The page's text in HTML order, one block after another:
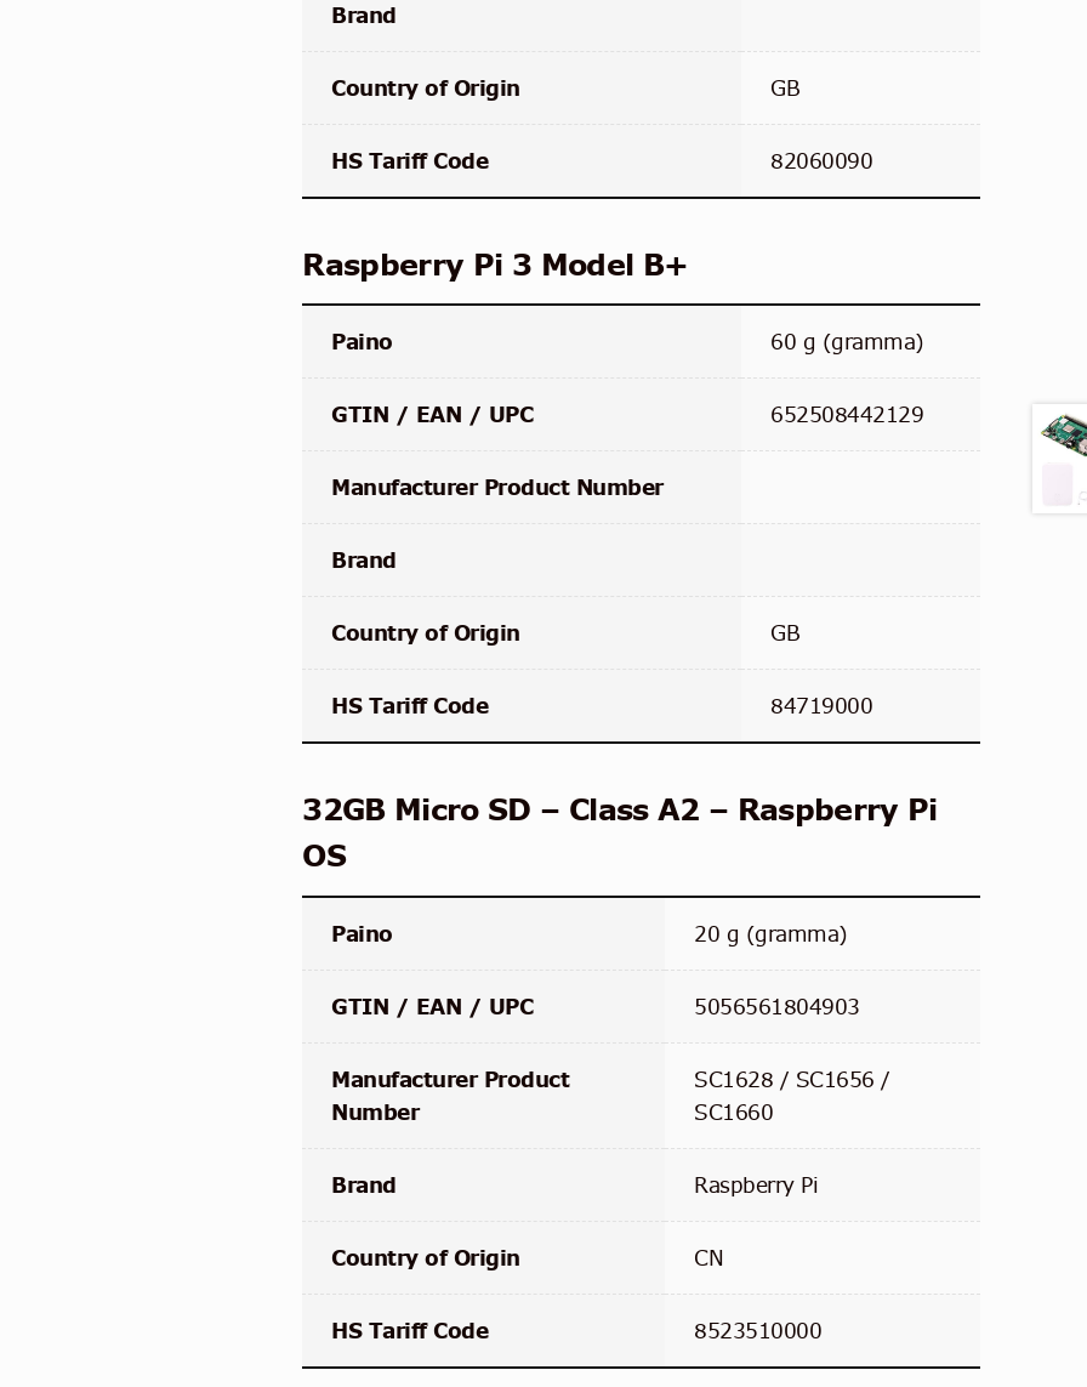
Brand
Country of Origin GB
HS Tariff Code 82060090
Raspberry Pi 3 Model B+
Paino 60 g (gramma)
GTIN / EAN / UPC 652508442129
Manufacturer Product Number
Brand
Country of Origin GB
HS Tariff Code 84719000
32GB Micro SD – Class A2 – Raspberry Pi
OS
Paino 20 g (gramma)
GTIN / EAN / UPC 5056561804903
Manufacturer Product
Number
SC1628 / SC1656 /
SC1660
Brand Raspberry Pi
Country of Origin CN
HS Tariff Code 8523510000